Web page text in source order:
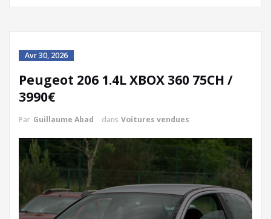
Avr 30, 2026
Peugeot 206 1.4L XBOX 360 75CH /
3990€
Par Guillaume Abad dans Voitures vendues